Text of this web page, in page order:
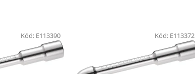
Kód: E113390 Kód: E113372